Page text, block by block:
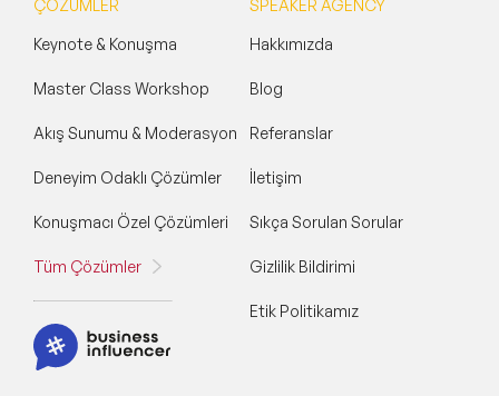
ÇÖZÜMLER
Keynote & Konuşma
Master Class Workshop
Akış Sunumu & Moderasyon
Deneyim Odaklı Çözümler
Konuşmacı Özel Çözümleri
Tüm Çözümler
SPEAKER AGENCY
Hakkımızda
Blog
Referanslar
İletişim
Sıkça Sorulan Sorular
Gizlilik Bildirimi
Etik Politikamız